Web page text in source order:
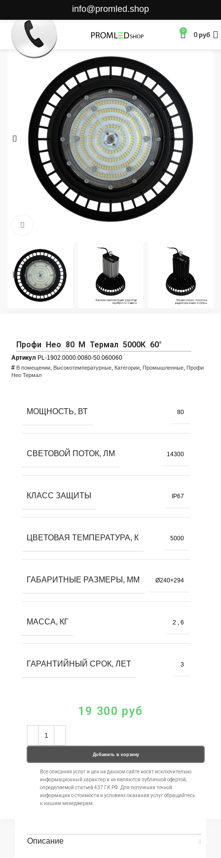
info@promled.shop
0 0руб
Профи Нео 80 M Термал 5000К 60°
Артикул PL-1902.0000.0080-50.060060
# В помещении, Высокотемпературные, Категории, Промышленные, Профи
Нео Термал
МОЩНОСТЬ, ВТ 80
СВЕТОВОЙ ПОТОК, ЛМ 14300
КЛАСС ЗАЩИТЫ IP67
ЦВЕТОВАЯ ТЕМПЕРАТУРА, К 5000
ГАБАРИТНЫЕ РАЗМЕРЫ, ММ Ø240×294
МАССА, КГ 2 , 6
ГАРАНТИЙНЫЙ СРОК, ЛЕТ 3
19 300 руб
Добавить в корзину
Все описания услуг и цен на данном сайте носят исключительно
информационный характер и не являются публичной офертой,
определяемой статьей 437 ГК РФ. Для получения точной
информации о стоимости и условиях оказания услуг обращайтесь
к нашим менеджерам.
Описание